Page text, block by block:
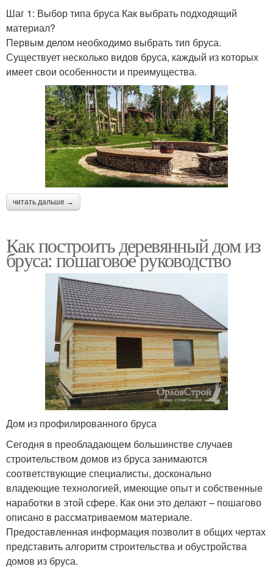
Шаг 1: Выбор типа бруса Как выбрать подходящий
материал?
Первым делом необходимо выбрать тип бруса.
Существует несколько видов бруса, каждый из которых
имеет свои особенности и преимущества.
читать дальше →
Как построить деревянный дом из
бруса: пошаговое руководство
Дом из профилированного бруса
Сегодня в преобладающем большинстве случаев
строительством домов из бруса занимаются
соответствующие специалисты, досконально
владеющие технологией, имеющие опыт и собственные
наработки в этой сфере. Как они это делают – пошагово
описано в рассматриваемом материале.
Предоставленная информация позволит в общих чертах
представить алгоритм строительства и обустройства
домов из бруса.